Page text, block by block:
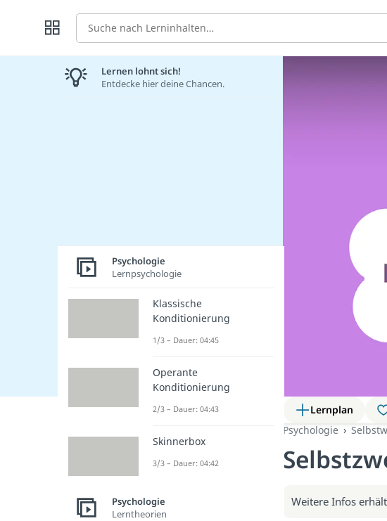
Suche
Lernplan
Psychologie
Weitere Infos
Lernen lohnt sich!
Entdecke hier deine Chancen.
Psychologie
Lernpsychologie
Klassische
Konditionierung
1/3 – Dauer: 04:45
Operante
Konditionierung
2/3 – Dauer: 04:43
Skinnerbox
3/3 – Dauer: 04:42
Psychologie
Lerntheorien